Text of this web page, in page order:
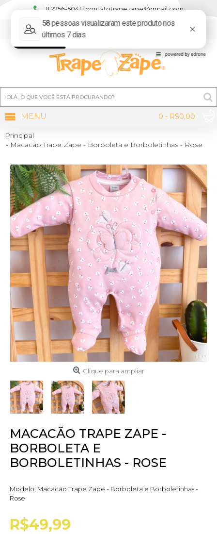
11 2256-5041 | contatotrapezape@gmail.com
0 - R$0,00
MENU
Principal
Macacão Trape Zape - Borboleta e Borboletinhas - Rose
Clique para ampliar
MACACÃO TRAPE ZAPE -
BORBOLETA E
BORBOLETINHAS - ROSE
Modelo: Macacão Trape Zape - Borboleta e Borboletinhas -
Rose
R$49,99